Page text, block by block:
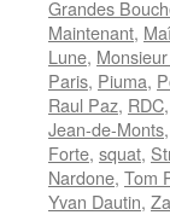
Grandes
Maintenant,
Lune,
Paris, Piuma,
Raul Paz, RDC,
Jean-de-Monts,
Forte, squat,
Nardone, Tom
Yvan Dautin,